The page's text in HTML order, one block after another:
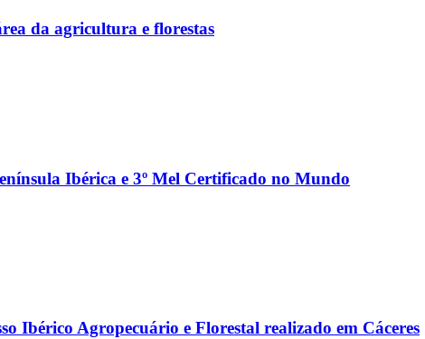
da agricultura e florestas
Ibérica e 3º Mel Certificado no Mundo
Ibérico Agropecuário e Florestal realizado em Cáceres